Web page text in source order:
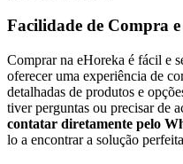
Facilidade de Compra
Comprar na eHoreka é fácil e
oferecer uma experiência de
detalhadas de produtos e
tiver perguntas ou precisar de
contatar diretamente pelo
lo a encontrar a solução